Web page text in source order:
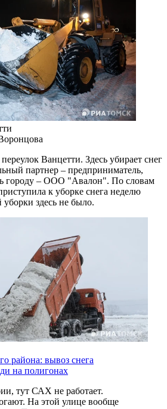
Ванцетти. Здесь убирает снег
партнер – предприниматель,
городу – ООО "Авалон". По словам
к уборке снега неделю
уборки здесь не было.
района: вывоз снега
на полигонах
тут САХ не работает.
На этой улице вообще